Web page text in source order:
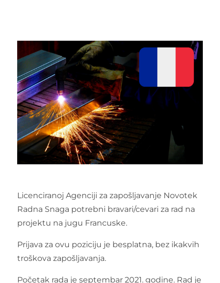
Licenciranoj Agenciji za zapošljavanje Novotek
Radna Snaga potrebni bravari/cevari za rad na
projektu na jugu Francuske.
Prijava za ovu poziciju je besplatna, bez ikakvih
troškova zapošljavanja.
Početak rada je septembar 2021. godine. Rad je